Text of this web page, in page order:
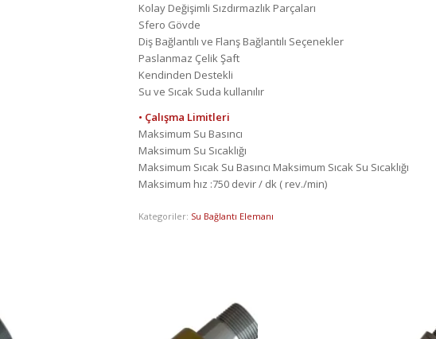
Kolay Değişimli Sızdırmazlık Parçaları
Sfero Gövde
Diş Bağlantılı ve Flanş Bağlantılı Seçenekler
Paslanmaz Çelik Şaft
Kendinden Destekli
Su ve Sıcak Suda kullanılır
• Çalışma Limitleri
Maksimum Su Basıncı
Maksimum Su Sıcaklığı
Maksimum Sıcak Su Basıncı Maksimum Sıcak Su Sıcaklığı
Maksimum hız :750 devir / dk ( rev./min)
Kategoriler: Su Bağlantı Elemanı